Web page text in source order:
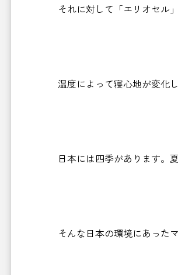
それに対して「エリオセル
温度によって寝心地が変化
日本には四季があります。
そんな日本の環境にあった